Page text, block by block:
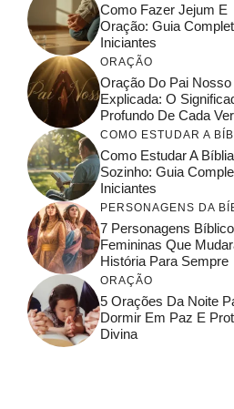
Como Fazer Jejum E
Oração: Guia
Iniciantes
ORAÇÃO
Oração Do Pai Nosso
Explicada: O
Profundo De Cada
COMO ESTUDAR A
Como Estudar A Bíblia
Sozinho: Guia
Iniciantes
PERSONAGENS DA
7 Personagens
Femininas Que
História Para Sempre
ORAÇÃO
5 Orações Da Noite
Dormir Em Paz E
Divina